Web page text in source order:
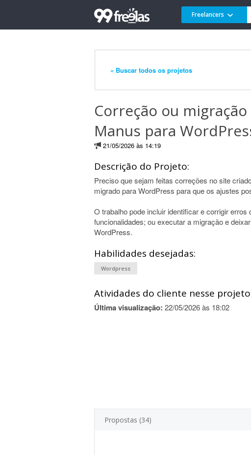
Freelancers
« Buscar todos os projetos
Correção ou
Manus para
21/05/2026 às 14:19
Descrição do Projeto:
Preciso que sejam feitas correções no site
migrado para WordPress para que os ajustes
O trabalho pode incluir identificar e corrigir erros
funcionalidades; ou executar a migração e
WordPress.
Habilidades desejadas:
Wordpress
Atividades do cliente nesse
Última visualização: 22/05/2026 às 18:02
Propostas (34)